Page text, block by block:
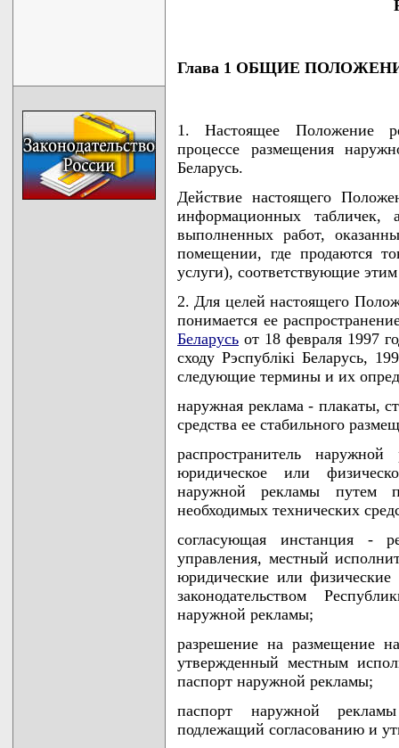
Глава 1 ОБЩИЕ
1. Настоящее Положение
процессе размещения
Беларусь.
Действие настоящего
информационных табличек,
выполненных работ,
помещении, где продаются
услуги), соответствующие
2. Для целей настоящего
понимается ее
Беларусь от 18 февраля 1997
сходу Рэспублiкi Беларусь,
следующие термины и их
наружная реклама - плакаты,
средства ее стабильного
распространитель
юридическое или
наружной рекламы путем
необходимых технических
согласующая инстанция -
управления, местный
юридические или
законодательством
наружной рекламы;
разрешение на размещение
утвержденный местным
паспорт наружной рекламы;
паспорт наружной
подлежащий согласованию и